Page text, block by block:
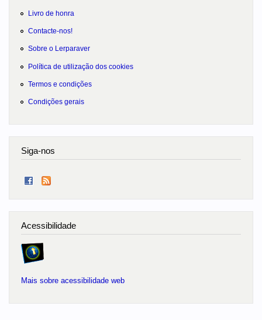
Livro de honra
Contacte-nos!
Sobre o Lerparaver
Política de utilização dos cookies
Termos e condições
Condições gerais
Siga-nos
Acessibilidade
Mais sobre acessibilidade web